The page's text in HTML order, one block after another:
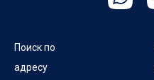
Поиск по
адресу